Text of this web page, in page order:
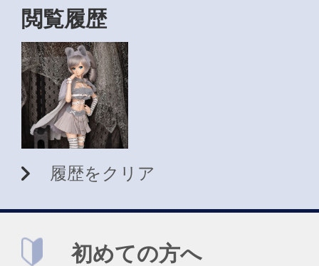
閲覧履歴
履歴をクリア
初めての方へ